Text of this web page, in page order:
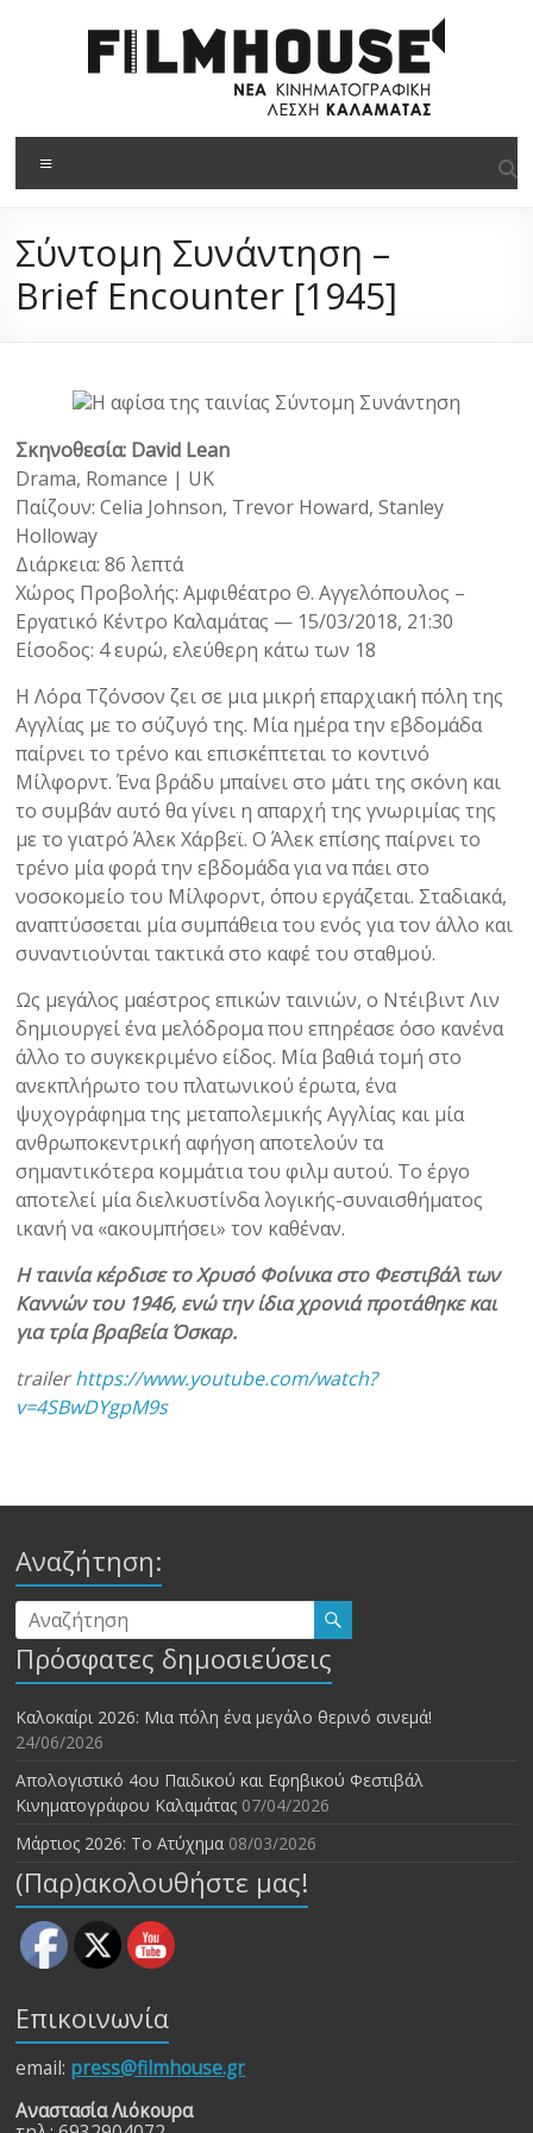
περιεχόμενο
περιεχόμενο
Filmhouse
Νέα
Λέσχη
Καλαμάτας
Σύντομη Συνάντηση –
Brief Encounter [1945]
Σκηνοθεσία: David Lean
Drama, Romance | UK
Παίζουν: Celia Johnson, Trevor Howard, Stanley
Holloway
Διάρκεια: 86 λεπτά
Χώρος Προβολής: Αμφιθέατρο Θ. Αγγελόπουλος –
Εργατικό Κέντρο Καλαμάτας — 15/03/2018, 21:30
Είσοδος: 4 ευρώ, ελεύθερη κάτω των 18
Η Λόρα Τζόνσον ζει σε μια μικρή επαρχιακή πόλη της
Αγγλίας με το σύζυγό της. Μία ημέρα την εβδομάδα
παίρνει το τρένο και επισκέπτεται το κοντινό
Μίλφορντ. Ένα βράδυ μπαίνει στο μάτι της σκόνη και
το συμβάν αυτό θα γίνει η απαρχή της γνωριμίας της
με το γιατρό Άλεκ Χάρβεϊ. Ο Άλεκ επίσης παίρνει το
τρένο μία φορά την εβδομάδα για να πάει στο
νοσοκομείο του Μίλφορντ, όπου εργάζεται. Σταδιακά,
αναπτύσσεται μία συμπάθεια του ενός για τον άλλο και
συναντιούνται τακτικά στο καφέ του σταθμού.
Ως μεγάλος μαέστρος επικών ταινιών, ο Ντέιβιντ Λιν
δημιουργεί ένα μελόδρομα που επηρέασε όσο κανένα
άλλο το συγκεκριμένο είδος. Μία βαθιά τομή στο
ανεκπλήρωτο του πλατωνικού έρωτα, ένα
ψυχογράφημα της μεταπολεμικής Αγγλίας και μία
ανθρωποκεντρική αφήγση αποτελούν τα
σημαντικότερα κομμάτια του φιλμ αυτού. Το έργο
αποτελεί μία διελκυστίνδα λογικής-συναισθήματος
ικανή να «ακουμπήσει» τον καθέναν.
Η ταινία κέρδισε το Χρυσό Φοίνικα στο Φεστιβάλ των
Καννών του 1946, ενώ την ίδια χρονιά προτάθηκε και
για τρία βραβεία Όσκαρ.
trailerhttps://www.youtube.com/watch?
v=4SBwDYgpM9s
Αναζήτηση:
Πρόσφατες δημοσιεύσεις
Καλοκαίρι 2026: Μια πόλη ένα μεγάλο θερινό σινεμά!
24/06/2026
Απολογιστικό 4ου Παιδικού και Εφηβικού Φεστιβάλ
Κινηματογράφου Καλαμάτας 07/04/2026
Μάρτιος 2026: Το Ατύχημα 08/03/2026
(Παρ)ακολουθήστε μας!
Επικοινωνία
email: press@filmhouse.gr
Αναστασία Λιόκουρα